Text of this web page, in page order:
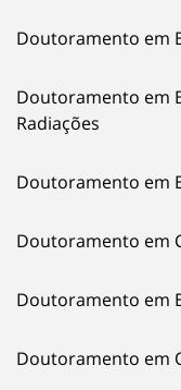
Doutoramento em
Doutoramento em
Radiações
Doutoramento em
Doutoramento em
Doutoramento em
Doutoramento em